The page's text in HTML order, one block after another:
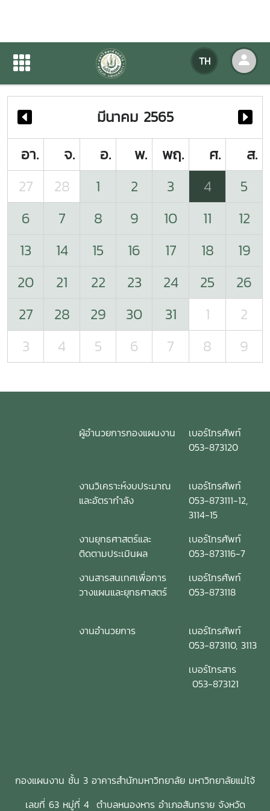
TH
ปฏิทินกิจกรรมของหน่วยงาน
ปฏิทินกิจกรรมของหน่วยงาน
มีนาคม 2565
อา.
จ. อ. พ. พฤ. ศ.
ส.
27
28 1 2 3 4
5
6
7 8 9 10 11
12
13
14 15 16 17 18
19
20
21 22 23 24 25
26
27
28 29 30 31 1
2
3
4 5 6 7 8 9
ผู้อำนวยการกองแผนงาน
เบอร์โทรศัพท์
053-873120
งานวิเคราะห์งบประมาณ
และอัตรากำลัง
เบอร์โทรศัพท์
053-873111-12,
3114-15
งานยุทธศาสตร์และ
ติดตามประเมินผล
เบอร์โทรศัพท์
053-873116-7
งานสารสนเทศเพื่อการ
วางแผนและยุทธศาสตร์
เบอร์โทรศัพท์
053-873118
งานอำนวยการ
เบอร์โทรศัพท์
053-873110, 3113
เบอร์โทรสาร
053-873121
กองแผนงาน ชั้น 3 อาคารสำนักมหาวิทยาลัย มหาวิทยาลัยแม่โจ้
เลขที่ 63 หมู่ที่ 4 ตำบลหนองหาร อำเภอสันทราย จังหวัด